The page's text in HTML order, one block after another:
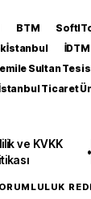
BTM
İstanbul
Sultan
Ticaret
ve KVKK
•